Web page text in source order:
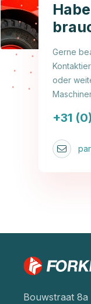
Gerne
oder
+31
Bouwstraat 8a